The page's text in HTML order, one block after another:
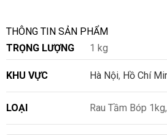
THÔNG TIN SẢN PHẨM
TRỌNG LƯỢNG
1 kg
KHU VỰC Hà Nội, Hồ Chí
LOẠI Rau Tầm Bóp